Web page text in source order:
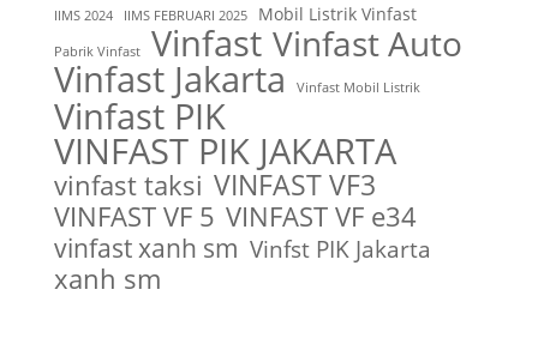
IIMS 2024 IIMS FEBRUARI 2025 Mobil Listrik Vinfast
Pabrik Vinfast Vinfast Vinfast Auto
Vinfast Jakarta Vinfast Mobil Listrik
Vinfast PIK
VINFAST PIK JAKARTA
vinfast taksi VINFAST VF3
VINFAST VF 5 VINFAST VF e34
vinfast xanh sm Vinfst PIK Jakarta
xanh sm